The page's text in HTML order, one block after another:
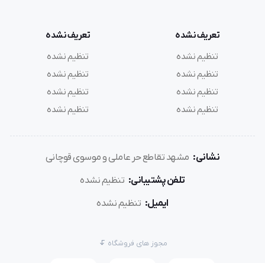
تعریف نشده
تنظیم نشده
تنظیم نشده
تنظیم نشده
تنظیم نشده
تعریف نشده
تنظیم نشده
تنظیم نشده
تنظیم نشده
تنظیم نشده
نشانی: مشهد تقاطع حر عاملی و موسوی قوچانی
تلفن پشتیبانی: تنظیم نشده
ایمیل: تنظیم نشده
مجوز های فروشگاه